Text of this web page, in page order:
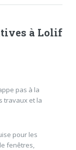
à Lolif
pas à la
travaux et la
pour les
fenêtres,